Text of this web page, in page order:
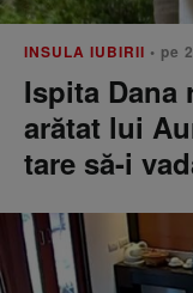
INSULA IUBIRII • pe
Ispita Dana
arătat lui
tare să-i